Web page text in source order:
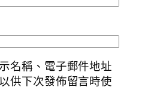
名稱、電子郵件地址
供下次發佈留言時使